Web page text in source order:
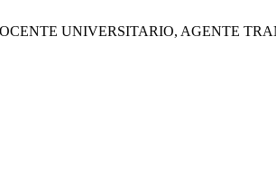
UNIVERSITARIO, AGENTE